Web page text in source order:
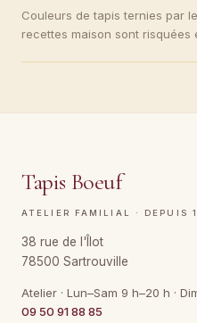
Couleurs de tapis ternies par
recettes maison sont risquées
Tapis Boeuf
ATELIER FAMILIAL · DEPUIS
38 rue de l'Îlot
78500 Sartrouville
Atelier · Lun–Sam 9 h–20 h ·
09 50 91 88 85